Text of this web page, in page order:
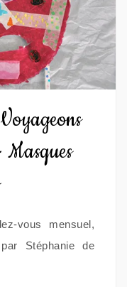
vous mensuel,
Stéphanie de